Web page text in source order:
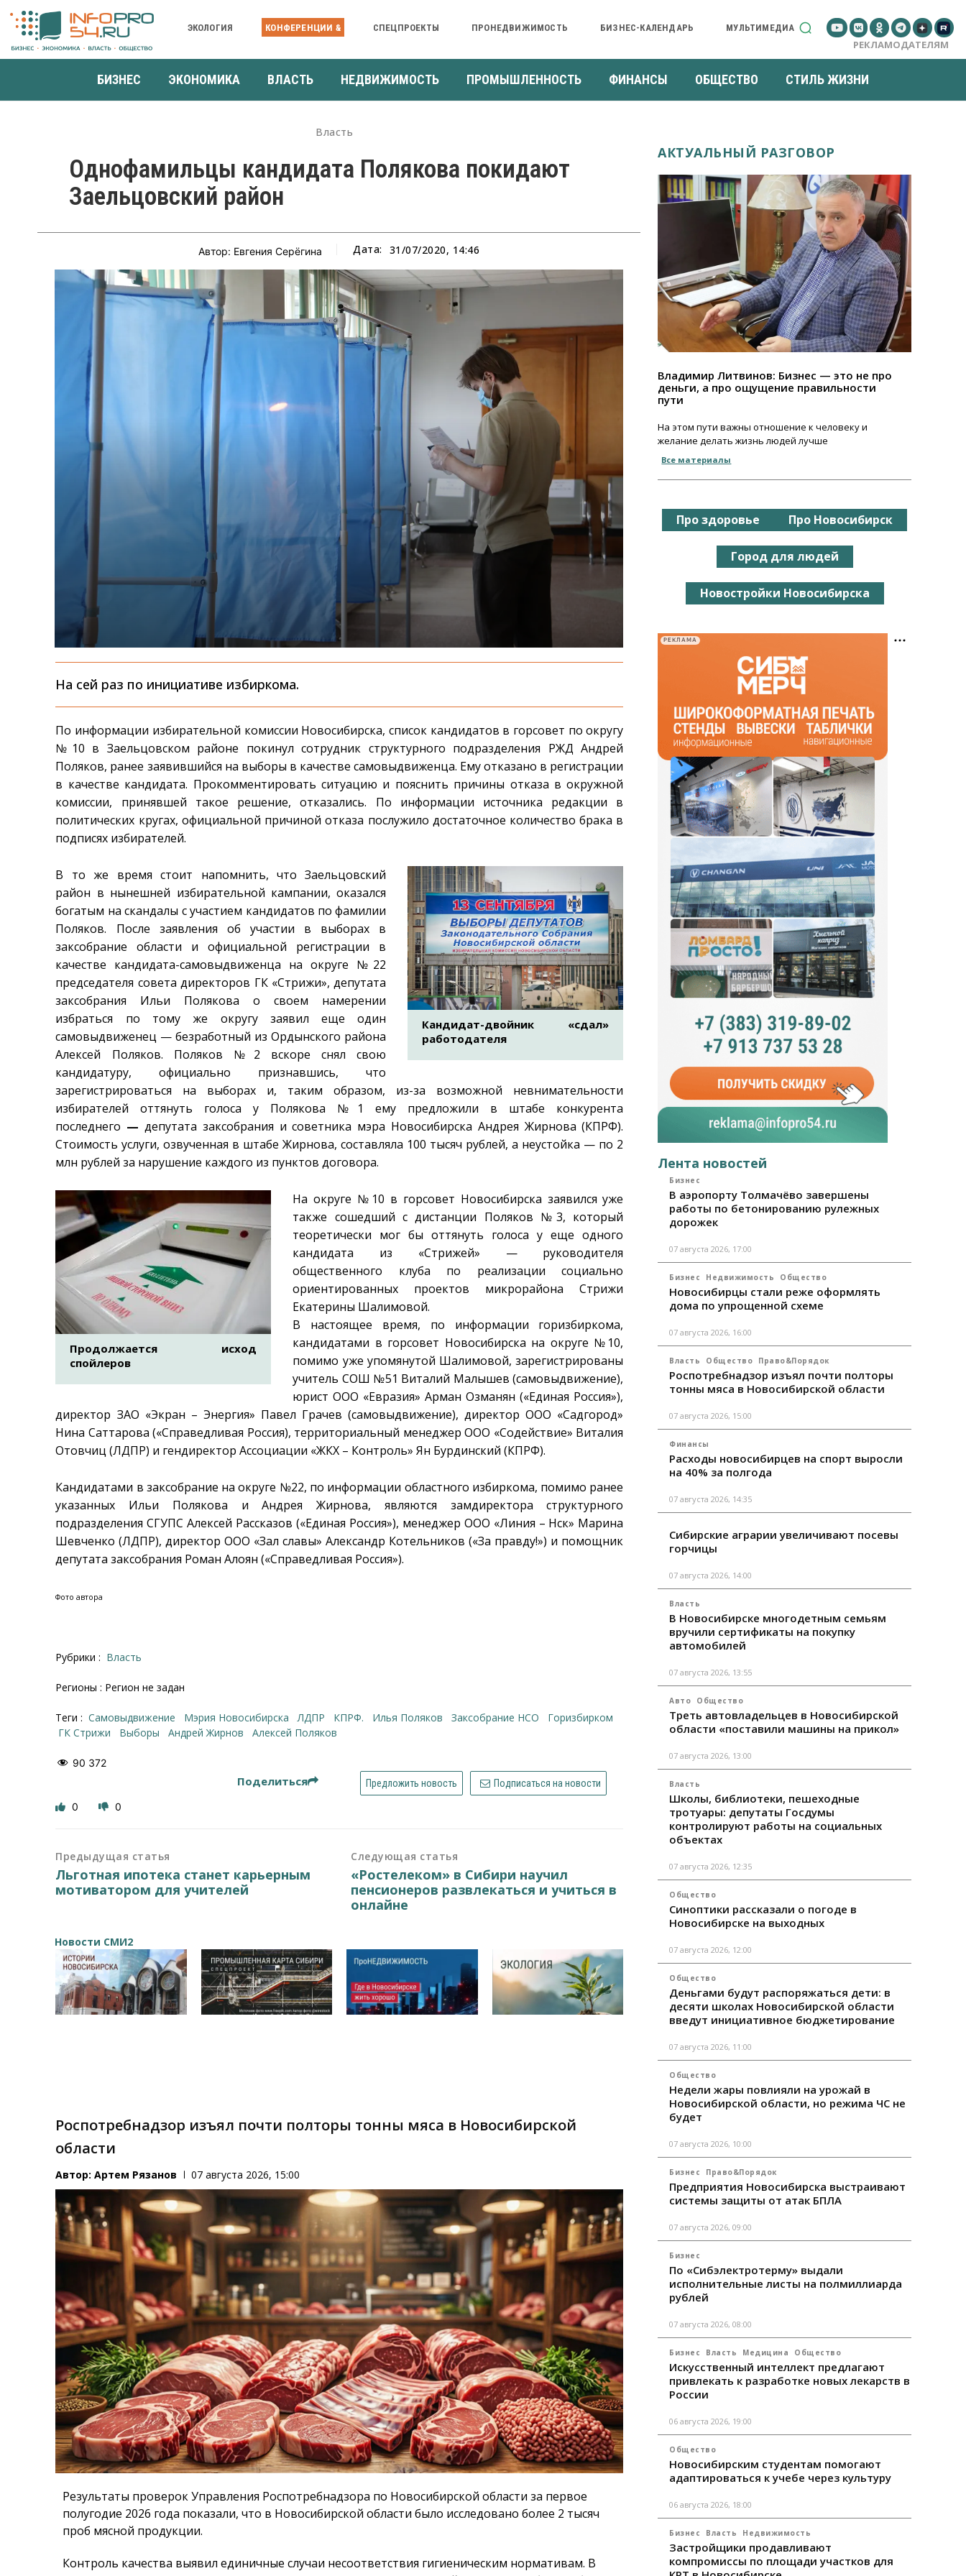
ЭКОЛОГИЯ КОНФЕРЕНЦИИ & СПЕЦПРОЕКТЫ ПРОНЕДВИЖИМОСТЬ БИЗНЕС-КАЛЕНДАРЬ МУЛЬТИМЕДИА
РЕКЛАМОДАТЕЛЯМ
БИЗНЕС ЭКОНОМИКА ВЛАСТЬ НЕДВИЖИМОСТЬ ПРОМЫШЛЕННОСТЬ ФИНАНСЫ ОБЩЕСТВО СТИЛЬ ЖИЗНИ
Власть
Однофамильцы кандидата Полякова покидают
Заельцовский район
Автор: Евгения Серёгина Дата: 31/07/2020, 14:46
На сей раз по инициативе избиркома.
По информации избирательной комиссии Новосибирска, список кандидатов в горсовет по округу
№10 в Заельцовском районе покинул сотрудник структурного подразделения РЖД Андрей
Поляков, ранее заявившийся на выборы в качестве самовыдвиженца. Ему отказано в регистрации
в качестве кандидата. Прокомментировать ситуацию и пояснить причины отказа в окружной
комиссии, принявшей такое решение, отказались. По информации источника редакции в
политических кругах, официальной причиной отказа послужило достаточное количество брака в
подписях избирателей.
Кандидат-двойник «сдал»
работодателя
В то же время стоит напомнить, что Заельцовский
район в нынешней избирательной кампании, оказался
богатым на скандалы с участием кандидатов по фамилии
Поляков. После заявления об участии в выборах в
заксобрание области и официальной регистрации в
качестве кандидата-самовыдвиженца на округе №22
председателя совета директоров ГК «Стрижи», депутата
заксобрания Ильи Полякова о своем намерении
избраться по тому же округу заявил еще один
самовыдвиженец — безработный из Ордынского района
Алексей Поляков. Поляков №2 вскоре снял свою
кандидатуру, официально признавшись, что
зарегистрироваться на выборах и, таким образом, из-за возможной невнимательности
избирателей оттянуть голоса у Полякова №1 ему предложили в штабе конкурента
последнего — депутата заксобрания и советника мэра Новосибирска Андрея Жирнова (КПРФ).
Стоимость услуги, озвученная в штабе Жирнова, составляла 100 тысяч рублей, а неустойка — по 2
млн рублей за нарушение каждого из пунктов договора.
Продолжается исход
спойлеров
На округе №10 в горсовет Новосибирска заявился уже
также сошедший с дистанции Поляков №3, который
теоретически мог бы оттянуть голоса у еще одного
кандидата из «Стрижей» — руководителя
общественного клуба по реализации социально
ориентированных проектов микрорайона Стрижи
Екатерины Шалимовой.
В настоящее время, по информации горизбиркома,
кандидатами в горсовет Новосибирска на округе №10,
помимо уже упомянутой Шалимовой, зарегистрированы
учитель СОШ №51 Виталий Малышев (самовыдвижение),
юрист ООО «Евразия» Арман Озманян («Единая Россия»),
директор ЗАО «Экран – Энергия» Павел Грачев (самовыдвижение), директор ООО «Садгород»
Нина Саттарова («Справедливая Россия), территориальный менеджер ООО «Содействие» Виталия
Отовчиц (ЛДПР) и гендиректор Ассоциации «ЖКХ – Контроль» Ян Бурдинский (КПРФ).
Кандидатами в заксобрание на округе №22, по информации областного избиркома, помимо ранее
указанных Ильи Полякова и Андрея Жирнова, являются замдиректора структурного
подразделения СГУПС Алексей Рассказов («Единая Россия»), менеджер ООО «Линия – Нск» Марина
Шевченко (ЛДПР), директор ООО «Зал славы» Александр Котельников («За правду!») и помощник
депутата заксобрания Роман Алоян («Справедливая Россия»).
Фото автора
Рубрики : Власть
Регионы : Регион не задан
Теги : самовыдвижение Мэрия Новосибирска ЛДПР КПРФ. Илья Поляков Заксобрание НСО
Горизбирком
ГК Стрижи
выборы Андрей Жирнов Алексей Поляков
90 372
Поделиться Предложить новость Подписаться на новости
0 0
Предыдущая статья
Льготная ипотека станет карьерным
мотиватором для учителей
Следующая статья
«Ростелеком» в Сибири научил
пенсионеров развлекаться и учиться в
онлайне
Новости СМИ2
Роспотребнадзор изъял почти полторы тонны мяса в Новосибирской
области
Автор:Артем Рязанов 07 августа 2026, 15:00
Результаты проверок Управления Роспотребнадзора по Новосибирской области за первое
полугодие 2026 года показали, что в Новосибирской области было исследовано более 2 тысяч
проб мясной продукции.
Контроль качества выявил единичные случаи несоответствия гигиеническим нормативам. В
АКТУАЛЬНЫЙ РАЗГОВОР
Владимир Литвинов: Бизнес — это не про
деньги, а про ощущение правильности
пути
На этом пути важны отношение к человеку и
желание делать жизнь людей лучше
Все материалы
Про здоровье Про Новосибирск
Город для людей
Новостройки Новосибирска
РЕКЛАМА
Лента новостей
Бизнес
В аэропорту Толмачёво завершены
работы по бетонированию рулежных
дорожек
07 августа 2026, 17:00
Бизнес Недвижимость Общество
Новосибирцы стали реже оформлять
дома по упрощенной схеме
07 августа 2026, 16:00
Власть Общество Право&Порядок
Роспотребнадзор изъял почти полторы
тонны мяса в Новосибирской области
07 августа 2026, 15:00
Финансы
Расходы новосибирцев на спорт выросли
на 40% за полгода
07 августа 2026, 14:35
Сибирские аграрии увеличивают посевы
горчицы
07 августа 2026, 14:00
Власть
В Новосибирске многодетным семьям
вручили сертификаты на покупку
автомобилей
07 августа 2026, 13:55
Авто Общество
Треть автовладельцев в Новосибирской
области «поставили машины на прикол»
07 августа 2026, 13:00
Власть
Школы, библиотеки, пешеходные
тротуары: депутаты Госдумы
контролируют работы на социальных
объектах
07 августа 2026, 12:35
Общество
Синоптики рассказали о погоде в
Новосибирске на выходных
07 августа 2026, 12:00
Общество
Деньгами будут распоряжаться дети: в
десяти школах Новосибирской области
введут инициативное бюджетирование
07 августа 2026, 11:00
Общество
Недели жары повлияли на урожай в
Новосибирской области, но режима ЧС не
будет
07 августа 2026, 10:00
Бизнес Право&Порядок
Предприятия Новосибирска выстраивают
системы защиты от атак БПЛА
07 августа 2026, 09:00
Бизнес
По «Сибэлектротерму» выдали
исполнительные листы на полмиллиарда
рублей
07 августа 2026, 08:00
Бизнес Власть Медицина Общество
Искусственный интеллект предлагают
привлекать к разработке новых лекарств в
России
06 августа 2026, 19:00
Общество
Новосибирским студентам помогают
адаптироваться к учебе через культуру
06 августа 2026, 18:00
Бизнес Власть Недвижимость
Застройщики продавливают
компромиссы по площади участков для